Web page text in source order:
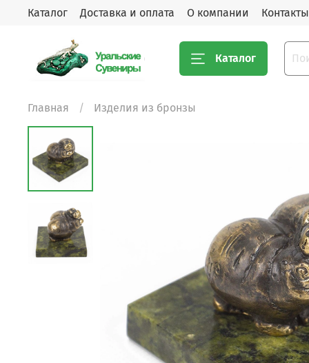
Каталог Доставка и оплата О компании Контакты
Каталог
Главная Изделия из бронзы